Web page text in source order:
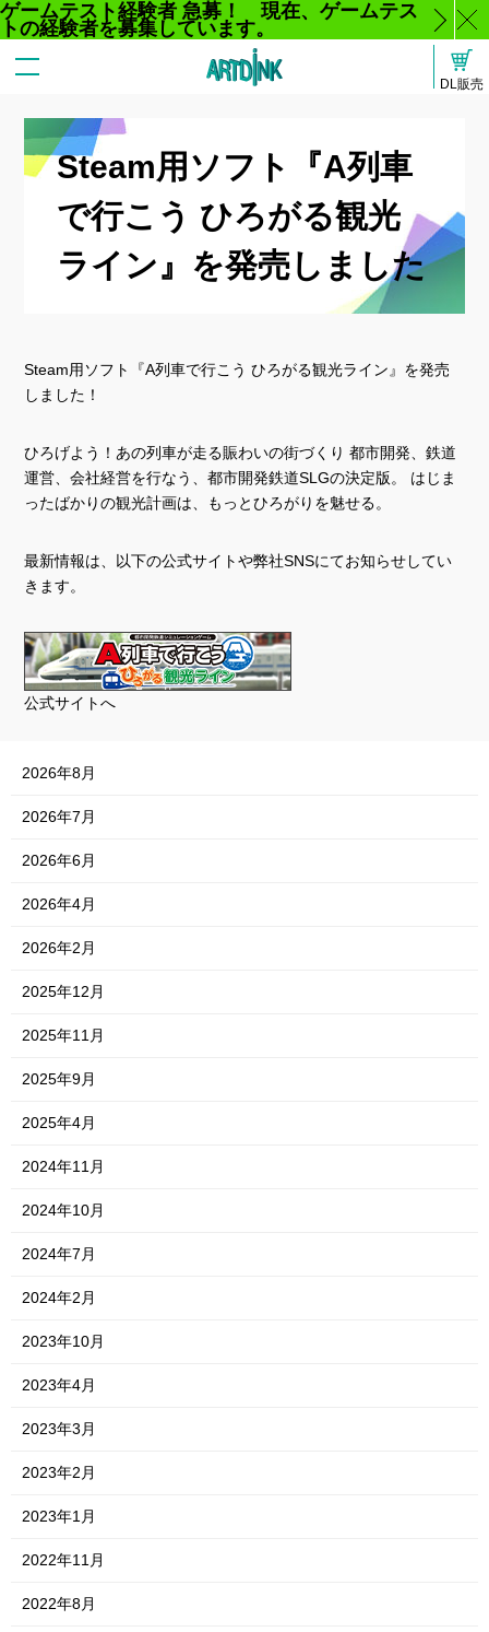
ゲームテスト経験者 急募！ 現在、ゲームテス
トの経験者を募集しています。
じ
DL販売
Steam用ソフト『A列車
で行こう ひろがる観光
ライン』を発売しました
Steam用ソフト『A列車で行こう ひろがる観光ライン』を発売
しました！
ひろげよう！あの列車が走る賑わいの街づくり 都市開発、鉄道
運営、会社経営を行なう、都市開発鉄道SLGの決定版。 はじま
ったばかりの観光計画は、もっとひろがりを魅せる。
最新情報は、以下の公式サイトや弊社SNSにてお知らせしてい
きます。
公式サイトへ
2026年8月
2026年7月
2026年6月
2026年4月
2026年2月
2025年12月
2025年11月
2025年9月
2025年4月
2024年11月
2024年10月
2024年7月
2024年2月
2023年10月
2023年4月
2023年3月
2023年2月
2023年1月
2022年11月
2022年8月